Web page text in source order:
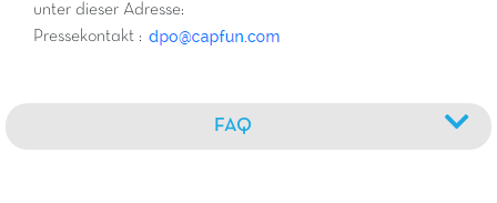
unter dieser Adresse:
Pressekontakt :
FAQ